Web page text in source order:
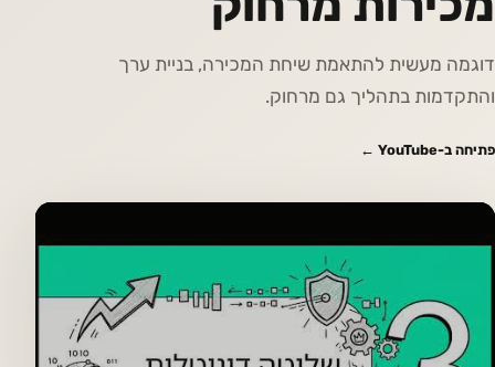
דוגמה מעשית להתאמת שיחת המכירה, בניית ערך
והתקדמות בתהליך גם מרחוק.
פתיחה ב-YouTube ←